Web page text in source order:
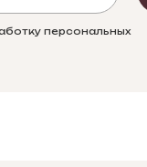
персональных